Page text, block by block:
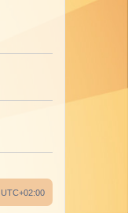
UTC+02:00